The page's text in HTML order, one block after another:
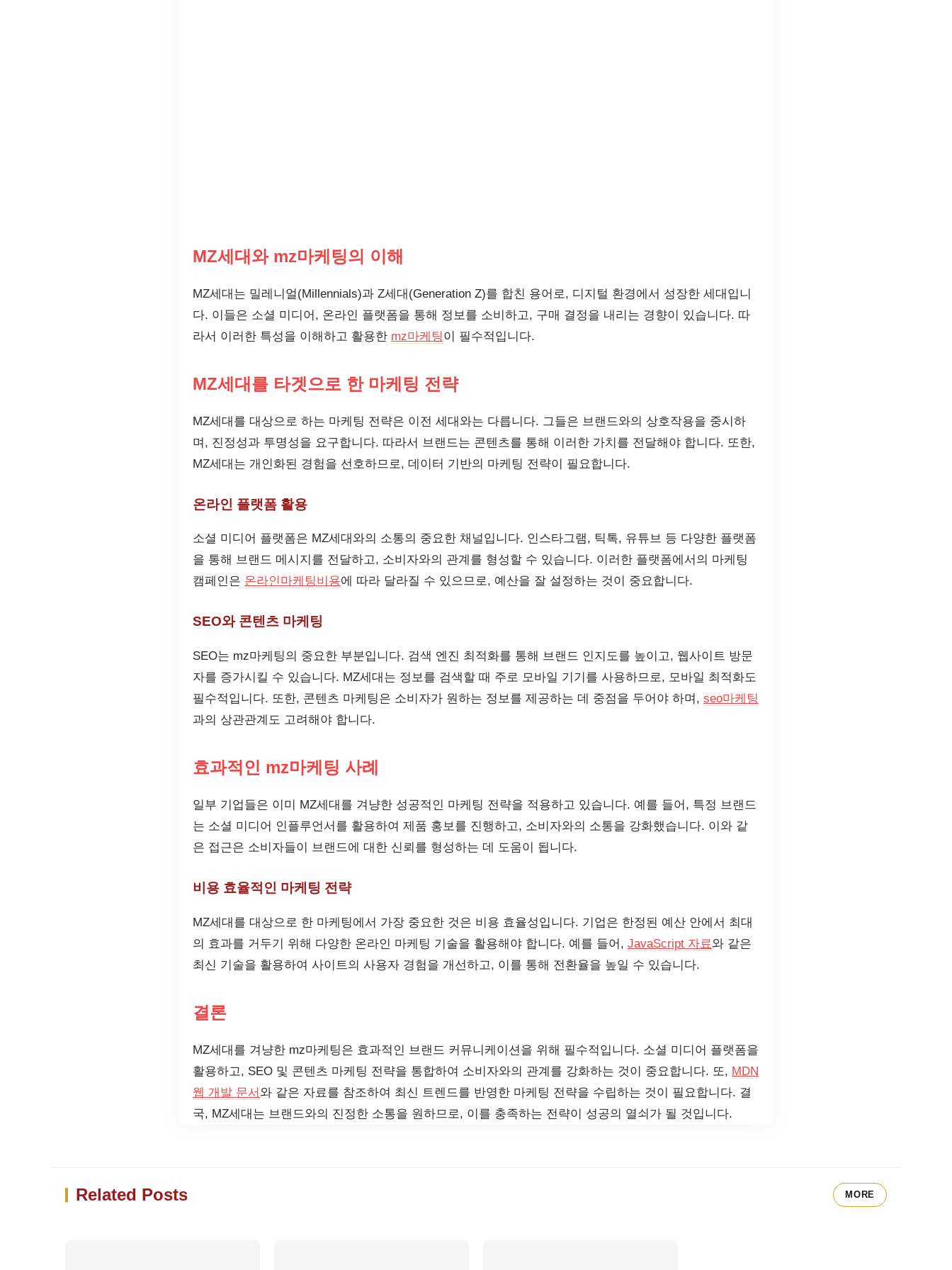
MZ세대와 mz마케팅의 이해
MZ세대는 밀레니얼(Millennials)과 Z세대(Generation Z)를 합친 용어로, 디지털 환경에서 성장한 세대입니
다. 이들은 소셜 미디어, 온라인 플랫폼을 통해 정보를 소비하고, 구매 결정을 내리는 경향이 있습니다. 따
라서 이러한 특성을 이해하고 활용한 mz마케팅이 필수적입니다.
MZ세대를 타겟으로 한 마케팅 전략
MZ세대를 대상으로 하는 마케팅 전략은 이전 세대와는 다릅니다. 그들은 브랜드와의 상호작용을 중시하
며, 진정성과 투명성을 요구합니다. 따라서 브랜드는 콘텐츠를 통해 이러한 가치를 전달해야 합니다. 또한,
MZ세대는 개인화된 경험을 선호하므로, 데이터 기반의 마케팅 전략이 필요합니다.
온라인 플랫폼 활용
소셜 미디어 플랫폼은 MZ세대와의 소통의 중요한 채널입니다. 인스타그램, 틱톡, 유튜브 등 다양한 플랫폼
을 통해 브랜드 메시지를 전달하고, 소비자와의 관계를 형성할 수 있습니다. 이러한 플랫폼에서의 마케팅
캠페인은 온라인마케팅비용에 따라 달라질 수 있으므로, 예산을 잘 설정하는 것이 중요합니다.
SEO와 콘텐츠 마케팅
SEO는 mz마케팅의 중요한 부분입니다. 검색 엔진 최적화를 통해 브랜드 인지도를 높이고, 웹사이트 방문
자를 증가시킬 수 있습니다. MZ세대는 정보를 검색할 때 주로 모바일 기기를 사용하므로, 모바일 최적화도
필수적입니다. 또한, 콘텐츠 마케팅은 소비자가 원하는 정보를 제공하는 데 중점을 두어야 하며, seo마케팅
과의 상관관계도 고려해야 합니다.
효과적인 mz마케팅 사례
일부 기업들은 이미 MZ세대를 겨냥한 성공적인 마케팅 전략을 적용하고 있습니다. 예를 들어, 특정 브랜드
는 소셜 미디어 인플루언서를 활용하여 제품 홍보를 진행하고, 소비자와의 소통을 강화했습니다. 이와 같
은 접근은 소비자들이 브랜드에 대한 신뢰를 형성하는 데 도움이 됩니다.
비용 효율적인 마케팅 전략
MZ세대를 대상으로 한 마케팅에서 가장 중요한 것은 비용 효율성입니다. 기업은 한정된 예산 안에서 최대
의 효과를 거두기 위해 다양한 온라인 마케팅 기술을 활용해야 합니다. 예를 들어, JavaScript 자료 와 같은
최신 기술을 활용하여 사이트의 사용자 경험을 개선하고, 이를 통해 전환율을 높일 수 있습니다.
결론
MZ세대를 겨냥한 mz마케팅은 효과적인 브랜드 커뮤니케이션을 위해 필수적입니다. 소셜 미디어 플랫폼을
활용하고, SEO 및 콘텐츠 마케팅 전략을 통합하여 소비자와의 관계를 강화하는 것이 중요합니다. 또, MDN
웹 개발 문서 와 같은 자료를 참조하여 최신 트렌드를 반영한 마케팅 전략을 수립하는 것이 필요합니다. 결
국, MZ세대는 브랜드와의 진정한 소통을 원하므로, 이를 충족하는 전략이 성공의 열쇠가 될 것입니다.
Related Posts MORE